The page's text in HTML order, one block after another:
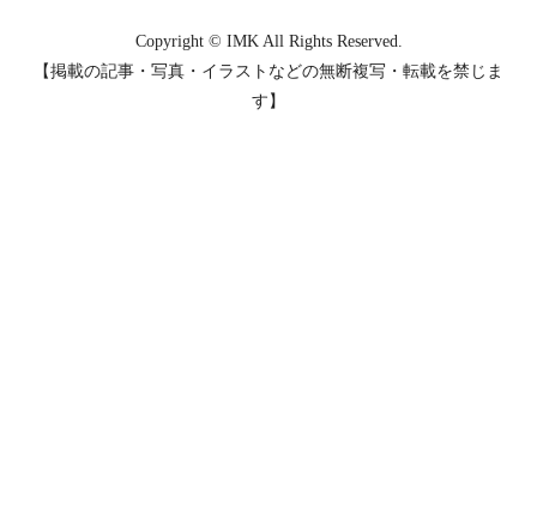
Copyright © IMK All Rights Reserved.
【掲載の記事・写真・イラストなどの無断複写・転載を禁じま
す】